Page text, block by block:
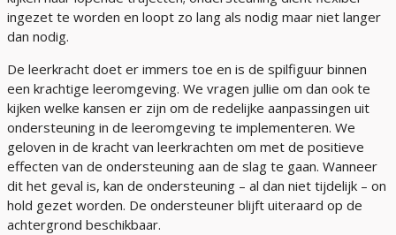
ingezet te worden en loopt zo lang als nodig maar niet langer
dan nodig.
De leerkracht doet er immers toe en is de spilfiguur binnen
een krachtige leeromgeving. We vragen jullie om dan ook te
kijken welke kansen er zijn om de redelijke aanpassingen uit
ondersteuning in de leeromgeving te implementeren. We
geloven in de kracht van leerkrachten om met de positieve
effecten van de ondersteuning aan de slag te gaan. Wanneer
dit het geval is, kan de ondersteuning – al dan niet tijdelijk – on
hold gezet worden. De ondersteuner blijft uiteraard op de
achtergrond beschikbaar.